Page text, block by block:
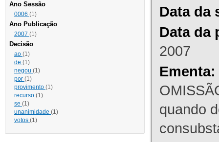
Ano Sessão
0006 (1)
Ano Publicação
2007 (1)
Decisão
ao (1)
de (1)
negou (1)
por (1)
provimento (1)
recurso (1)
se (1)
unanimidade (1)
votos (1)
Data da
Data da
2007
Ementa:
quando